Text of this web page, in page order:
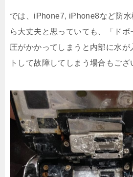
では、iPhone7, iPhone8など防
ら大丈夫と思っていても、「ドボ
圧がかかってしまうと内部に水が
トして故障してしまう場合もござ